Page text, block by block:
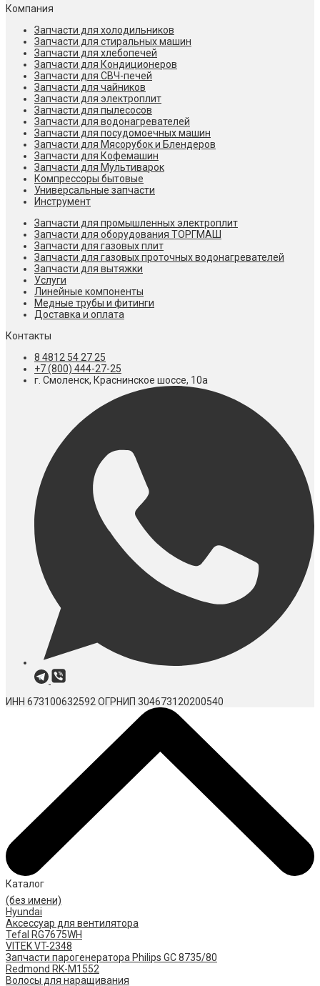
Компания
Запчасти для холодильников
Запчасти для стиральных машин
Запчасти для хлебопечей
Запчасти для Кондиционеров
Запчасти для СВЧ-печей
Запчасти для чайников
Запчасти для электроплит
Запчасти для пылесосов
Запчасти для водонагревателей
Запчасти для посудомоечных машин
Запчасти для Мясорубок и Блендеров
Запчасти для Кофемашин
Запчасти для Мультиварок
Компрессоры бытовые
Универсальные запчасти
Инструмент
Запчасти для промышленных электроплит
Запчасти для оборудования ТОРГМАШ
Запчасти для газовых плит
Запчасти для газовых проточных водонагревателей
Запчасти для вытяжки
Услуги
Линейные компоненты
Медные трубы и фитинги
Доставка и оплата
Контакты
8 4812 54 27 25
+7 (800) 444-27-25
г. Смоленск, Краснинское шоссе, 10а
ИНН 673100632592ОГРНИП 304673120200540
Каталог
(без имени)
Hyundai
Аксессуар для вентилятора
Tefal RG7675WH
VITEK VT-2348
Запчасти парогенератора Philips GC 8735/80
Redmond RK-M1552
Волосы для наращивания